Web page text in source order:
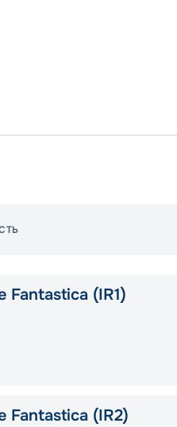
Fantastica (IR1)
Fantastica (IR2)